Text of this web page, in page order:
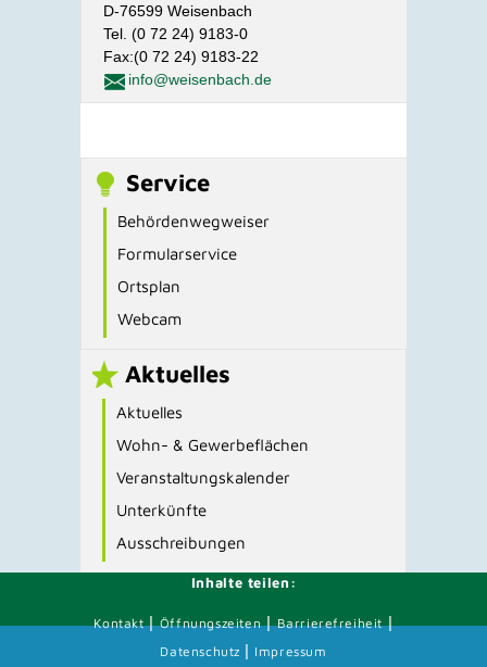
D-76599 Weisenbach
Tel. (0 72 24) 9183-0
Fax:(0 72 24) 9183-22
info@weisenbach.de
Service
Behördenwegweiser
Formularservice
Ortsplan
Webcam
Aktuelles
Aktuelles
Wohn- & Gewerbeflächen
Veranstaltungskalender
Unterkünfte
Ausschreibungen
Inhalte teilen:
Kontakt|Öffnungszeiten|Barrierefreiheit|
Datenschutz | Impressum